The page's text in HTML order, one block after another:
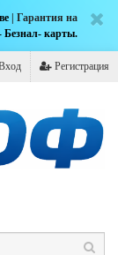
| Гарантия на
карты.
Регистрация